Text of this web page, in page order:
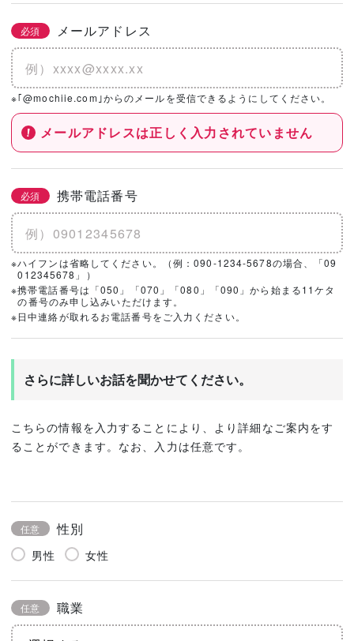
必須 メールアドレス
※｢@mochiie.com｣からのメールを受信できるようにしてください。
メールアドレスは正しく入力されていません
必須 携帯電話番号
※ハイフンは省略してください。（例：090-1234-5678の場合、「09
012345678」）
※携帯電話番号は「050」「070」「080」「090」から始まる11ケタ
の番号のみ申し込みいただけます。
※日中連絡が取れるお電話番号をご入力ください。
さらに詳しいお話を聞かせてください。
こちらの情報を入力することにより、より詳細なご案内をす
ることができます。なお、入力は任意です。
任意 性別
男性 女性
任意 職業